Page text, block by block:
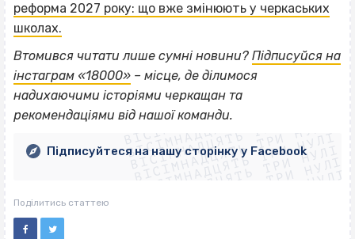
реформа 2027 року: що вже змінюють у черкаських
школах.
Втомився читати лише сумні новини? Підписуйся на
інстаграм «18000» – місце, де ділимося
надихаючими історіями черкащан та
рекомендаціями від нашої команди.
ВІСІМНАДЦЯТЬ ТРИ НУЛІ
ВІСІМНАДЦЯТЬ ТРИ НУЛІ
ВІСІМНАДЦЯТЬ ТРИ НУЛІ
ВІСІМНАДЦЯТЬ ТРИ НУЛІ
ВІСІМНАДЦЯТЬ ТРИ НУЛІ
ВІСІМНАДЦЯТЬ ТРИ НУЛІ
ВІСІМНАДЦЯТЬ ТРИ НУЛІ
ВІСІМНАДЦЯТЬ ТРИ НУЛІ
Підписуйтеся на нашу сторінку у Facebook
Поділитись статтею